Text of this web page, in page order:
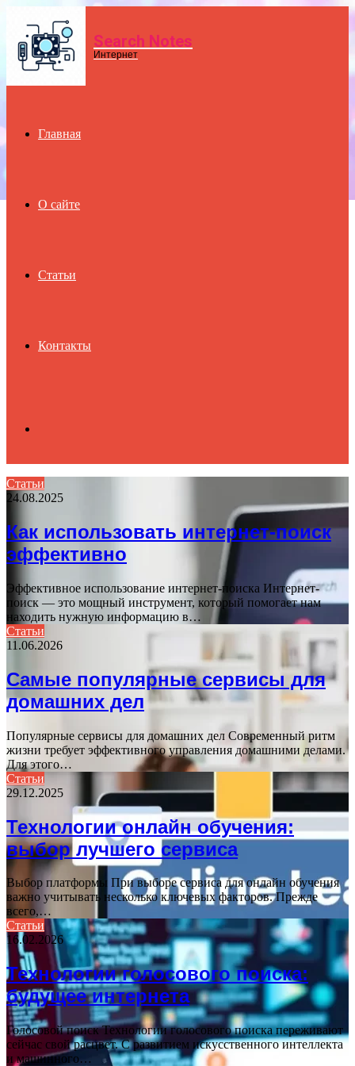
Menu Search Notes
Интернет
Главная
О сайте
Статьи
Контакты
for
Статьи
24.08.2025
Как использовать интернет-поиск
эффективно
Эффективное использование интернет-поиска Интернет-
поиск — это мощный инструмент, который помогает нам
находить нужную информацию в…
Статьи
11.06.2026
Самые популярные сервисы для
домашних дел
Популярные сервисы для домашних дел Современный ритм
жизни требует эффективного управления домашними делами.
Для этого…
Статьи
29.12.2025
Технологии онлайн обучения:
выбор лучшего сервиса
Выбор платформы При выборе сервиса для онлайн обучения
важно учитывать несколько ключевых факторов. Прежде
всего,…
Статьи
16.02.2026
Технологии голосового поиска:
будущее интернета
Голосовой поиск Технологии голосового поиска переживают
сейчас свой расцвет. С развитием искусственного интеллекта
и машинного…